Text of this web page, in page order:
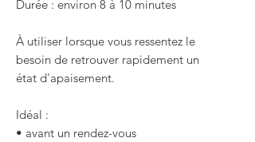
Durée : environ 8 à 10 minutes
À utiliser lorsque vous ressentez le
besoin de retrouver rapidement un
état d'apaisement.
Idéal :
• avant un rendez-vous